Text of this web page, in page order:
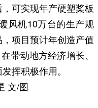
可实现年产硬塑桨板
风机10万台的生产规
项目预计年创造产值
带动地方经济增长、
挥积极作用。
文/图